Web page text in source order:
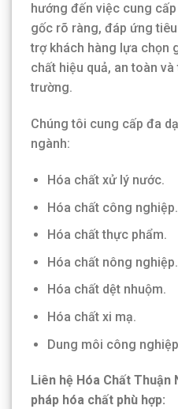
hướng đến việc cung
gốc rõ ràng, đáp ứng
trợ khách hàng lựa chọn
chất hiệu quả, an toàn
trường.
Chúng tôi cung cấp đa
ngành:
Hóa chất xử lý nước.
Hóa chất công nghiệp.
Hóa chất thực phẩm.
Hóa chất nông nghiệp.
Hóa chất dệt nhuộm.
Hóa chất xi mạ.
Dung môi công
Liên hệ Hóa Chất
pháp hóa chất phù hợp: